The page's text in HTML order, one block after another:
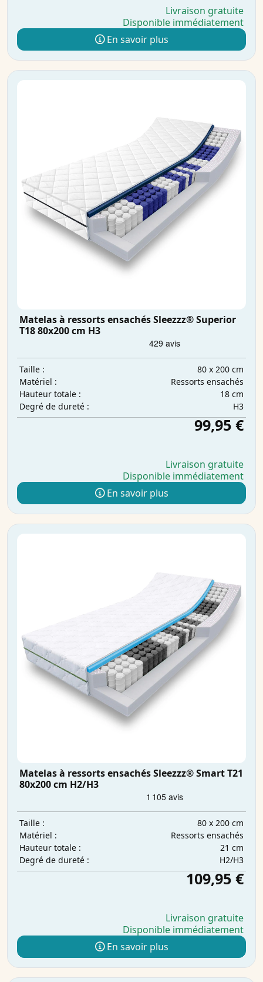
Livraison gratuite
Disponible immédiatement
En savoir plus
Matelas à ressorts ensachés Sleezzz® Superior
T18 80x200 cm H3
Taille :
80 x 200 cm
Matériel :
Ressorts ensachés
Hauteur totale :
18 cm
Degré de dureté :
H3
99,95 €
Livraison gratuite
Disponible immédiatement
En savoir plus
Matelas à ressorts ensachés Sleezzz® Smart T21
80x200 cm H2/H3
Taille :
80 x 200 cm
Matériel :
Ressorts ensachés
Hauteur totale :
21 cm
Degré de dureté :
H2/H3
109,95 €
Livraison gratuite
Disponible immédiatement
En savoir plus